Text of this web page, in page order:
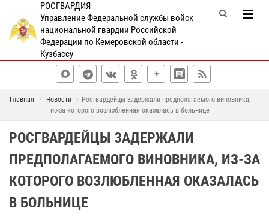
РОСГВАРДИЯ
Управление Федеральной службы войск
национальной гвардии Российской
Федерации по Кемеровской области -
Кузбассу
Главная Новости
Росгвардейцы задержали предполагаемого виновника,
из-за которого возлюбленная оказалась в больнице
РОСГВАРДЕЙЦЫ ЗАДЕРЖАЛИ
ПРЕДПОЛАГАЕМОГО ВИНОВНИКА, ИЗ-ЗА
КОТОРОГО ВОЗЛЮБЛЕННАЯ ОКАЗАЛАСЬ
В БОЛЬНИЦЕ